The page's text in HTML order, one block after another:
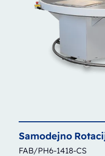
Samodejno
FAB/PH6-1418-CS